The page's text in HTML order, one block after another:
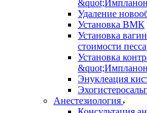
Удаление
Установка ВМК
Установка
стоимости
Установка
Энуклеация
Анестезиология